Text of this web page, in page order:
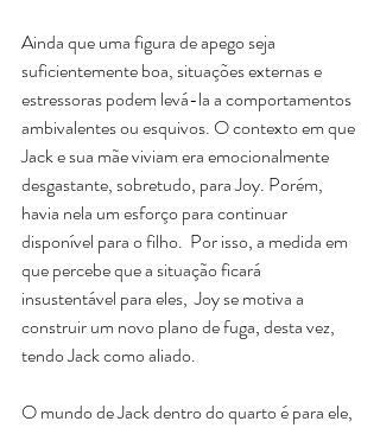
Ainda que uma figura de apego seja
suficientemente boa, situações externas e
estressoras podem levá-la a comportamentos
ambivalentes ou esquivos. O contexto em que
Jack e sua mãe viviam era emocionalmente
desgastante, sobretudo, para Joy. Porém,
havia nela um esforço para continuar
disponível para o filho.  Por isso, a medida em
que percebe que a situação ficará
insustentável para eles,  Joy se motiva a
construir um novo plano de fuga, desta vez,
tendo Jack como aliado.
O mundo de Jack dentro do quarto é para ele,